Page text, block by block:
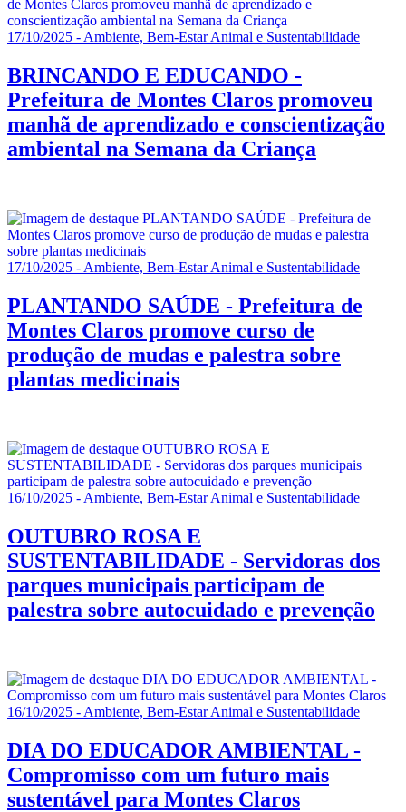
17/10/2025 - Ambiente, Bem-Estar Animal e Sustentabilidade
BRINCANDO E EDUCANDO -
Prefeitura de Montes Claros promoveu
manhã de aprendizado e conscientização
ambiental na Semana da Criança
17/10/2025 - Ambiente, Bem-Estar Animal e Sustentabilidade
PLANTANDO SAÚDE - Prefeitura de
Montes Claros promove curso de
produção de mudas e palestra sobre
plantas medicinais
16/10/2025 - Ambiente, Bem-Estar Animal e Sustentabilidade
OUTUBRO ROSA E
SUSTENTABILIDADE - Servidoras dos
parques municipais participam de
palestra sobre autocuidado e prevenção
16/10/2025 - Ambiente, Bem-Estar Animal e Sustentabilidade
DIA DO EDUCADOR AMBIENTAL -
Compromisso com um futuro mais
sustentável para Montes Claros